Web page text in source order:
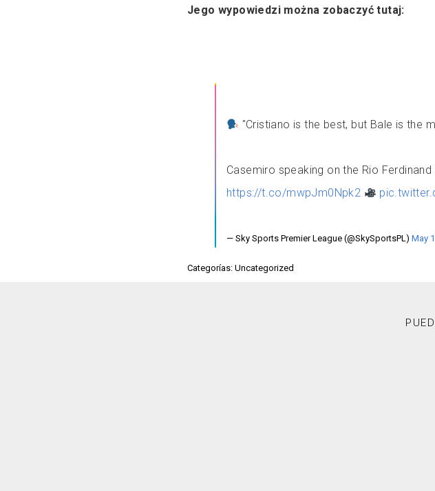
Jego wypowiedzi można zobaczyć tutaj:
"Cristiano is the best, but Bale is the
Casemiro speaking on the Rio Ferdinand
https://t.co/mwpJm0Npk2
— Sky Sports Premier League (@SkySportsPL) May
Categorías: Uncategorized